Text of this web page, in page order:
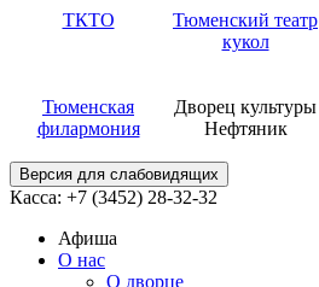
ТКТО
Тюменский театр
кукол
Тюменская
филармония
Дворец культуры
Нефтяник
Версия для слабовидящих
Касса: +7 (3452) 28-32-32
Афиша
О нас
О дворце